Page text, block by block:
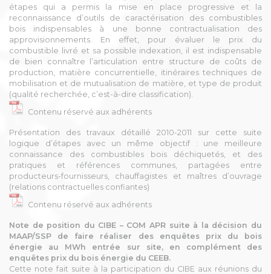
étapes qui a permis la mise en place progressive et la
reconnaissance d’outils de caractérisation des combustibles
bois indispensables à une bonne contractualisation des
approvisionnements. En effet, pour évaluer le prix du
combustible livré et sa possible indexation, il est indispensable
de bien connaître l’articulation entre structure de coûts de
production, matière concurrentielle, itinéraires techniques de
mobilisation et de mutualisation de matière, et type de produit
(qualité recherchée, c’est-à-dire classification).
Contenu réservé aux adhérents
Présentation des travaux détaillé 2010-2011 sur cette suite
logique d’étapes avec un même objectif : une meilleure
connaissance des combustibles bois déchiquetés, et des
pratiques et références communes, partagées entre
producteurs-fournisseurs, chauffagistes et maîtres d’ouvrage
(relations contractuelles confiantes)
Contenu réservé aux adhérents
Note de position du CIBE – COM APR suite à la décision du
MAAP/SSP de faire réaliser des enquêtes prix du bois
énergie au MWh entrée sur site, en complément des
enquêtes prix du bois énergie du CEEB.
Cette note fait suite à la participation du CIBE aux réunions du